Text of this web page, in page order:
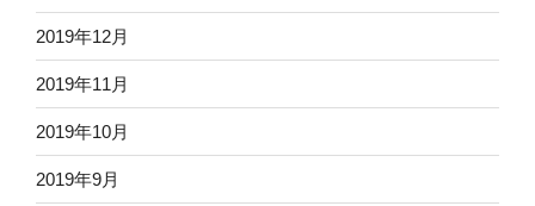
2019年12月
2019年11月
2019年10月
2019年9月